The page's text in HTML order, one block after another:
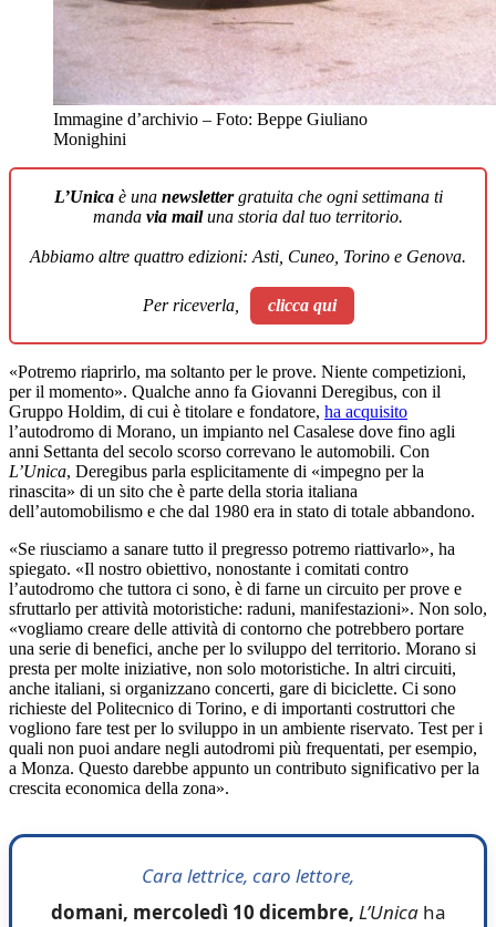
Immagine d’archivio – Foto: Beppe Giuliano
Monighini
L’Unicaè una newslettergratuita che ogni settimana ti
manda via mailuna storia dal tuo territorio.
Abbiamo altre quattro edizioni: Asti, Cuneo, Torino e Genova.
Per riceverla, clicca qui
«Potremo riaprirlo, ma soltanto per le prove. Niente competizioni,
per il momento». Qualche anno fa Giovanni Deregibus, con il
Gruppo Holdim, di cui è titolare e fondatore, ha acquisito
l’autodromo di Morano, un impianto nel Casalese dove fino agli
anni Settanta del secolo scorso correvano le automobili. Con
L’Unica, Deregibus parla esplicitamente di «impegno per la
rinascita» di un sito che è parte della storia italiana
dell’automobilismo e che dal 1980 era in stato di totale abbandono.
«Se riusciamo a sanare tutto il pregresso potremo riattivarlo», ha
spiegato. «Il nostro obiettivo, nonostante i comitati contro
l’autodromo che tuttora ci sono, è di farne un circuito per prove e
sfruttarlo per attività motoristiche: raduni, manifestazioni». Non solo,
«vogliamo creare delle attività di contorno che potrebbero portare
una serie di benefici, anche per lo sviluppo del territorio. Morano si
presta per molte iniziative, non solo motoristiche. In altri circuiti,
anche italiani, si organizzano concerti, gare di biciclette. Ci sono
richieste del Politecnico di Torino, e di importanti costruttori che
vogliono fare test per lo sviluppo in un ambiente riservato. Test per i
quali non puoi andare negli autodromi più frequentati, per esempio,
a Monza. Questo darebbe appunto un contributo significativo per la
crescita economica della zona».
Cara lettrice, caro lettore,
domani, mercoledì 10 dicembre, L’Unicaha